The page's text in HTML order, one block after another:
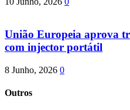
União Europeia aprova
com injector portátil
8 Junho, 2026 0
Outros